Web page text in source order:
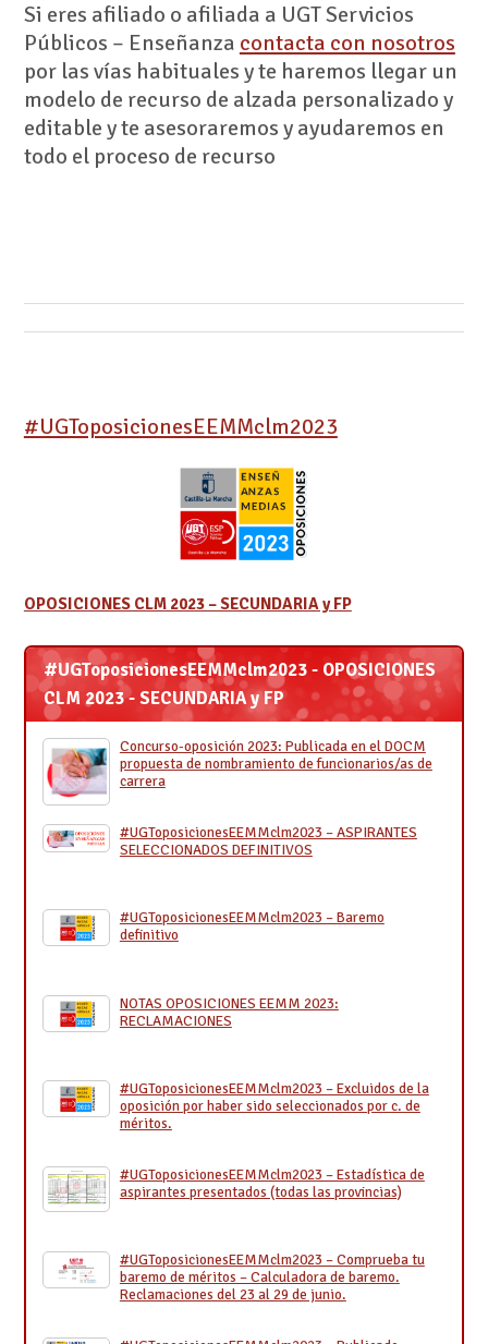
Si eres afiliado o afiliada a UGT Servicios
Públicos – Enseñanza contacta con nosotros
por las vías habituales y te haremos llegar un
modelo de recurso de alzada personalizado y
editable y te asesoraremos y ayudaremos en
todo el proceso de recurso
#UGToposicionesEEMMclm2023
OPOSICIONES CLM 2023 – SECUNDARIA y FP
#UGToposicionesEEMMclm2023 - OPOSICIONES
CLM 2023 - SECUNDARIA y FP
Concurso-oposición 2023: Publicada en el DOCM
propuesta de nombramiento de funcionarios/as de
carrera
#UGToposicionesEEMMclm2023 – ASPIRANTES
SELECCIONADOS DEFINITIVOS
#UGToposicionesEEMMclm2023 – Baremo
definitivo
NOTAS OPOSICIONES EEMM 2023:
RECLAMACIONES
#UGToposicionesEEMMclm2023 – Excluidos de la
oposición por haber sido seleccionados por c. de
méritos.
#UGToposicionesEEMMclm2023 – Estadística de
aspirantes presentados (todas las provincias)
#UGToposicionesEEMMclm2023 – Comprueba tu
baremo de méritos – Calculadora de baremo.
Reclamaciones del 23 al 29 de junio.